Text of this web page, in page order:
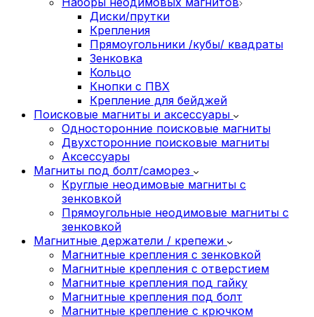
Диски/прутки
Крепления
Прямоугольники /кубы/ квадраты
Зенковка
Кольцо
Кнопки с ПВХ
Крепление для бейджей
Поисковые магниты и аксессуары
Односторонние поисковые магниты
Двухсторонние поисковые магниты
Аксессуары
Магниты под болт/саморез
Круглые неодимовые магниты с
зенковкой
Прямоугольные неодимовые магниты с
зенковкой
Магнитные держатели / крепежи
Магнитные крепления с зенковкой
Магнитные крепления с отверстием
Магнитные крепления под гайку
Магнитные крепления под болт
Магнитные крепление с крючком